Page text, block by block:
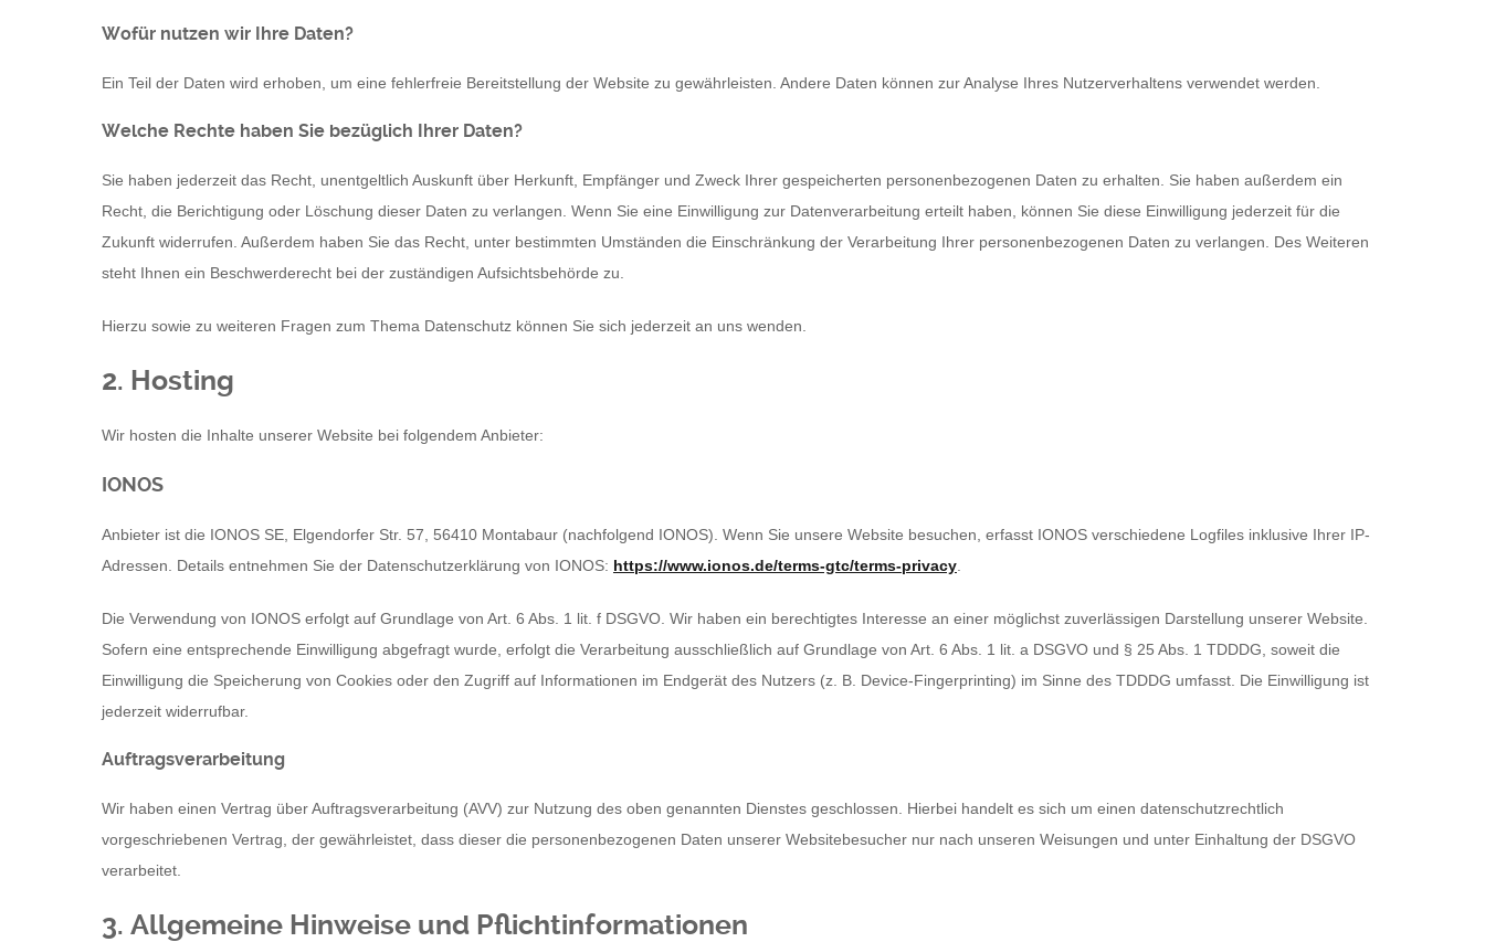
Wofür nutzen wir Ihre Daten?
Ein Teil der Daten wird erhoben, um eine fehlerfreie Bereitstellung der Website zu gewährleisten. Andere Daten können zur Analyse Ihres Nutzerverhaltens verwendet werden.
Welche Rechte haben Sie bezüglich Ihrer Daten?
Sie haben jederzeit das Recht, unentgeltlich Auskunft über Herkunft, Empfänger und Zweck Ihrer gespeicherten personenbezogenen Daten zu erhalten. Sie haben außerdem ein
Recht, die Berichtigung oder Löschung dieser Daten zu verlangen. Wenn Sie eine Einwilligung zur Datenverarbeitung erteilt haben, können Sie diese Einwilligung jederzeit für die
Zukunft widerrufen. Außerdem haben Sie das Recht, unter bestimmten Umständen die Einschränkung der Verarbeitung Ihrer personenbezogenen Daten zu verlangen. Des Weiteren
steht Ihnen ein Beschwerderecht bei der zuständigen Aufsichtsbehörde zu.
Hierzu sowie zu weiteren Fragen zum Thema Datenschutz können Sie sich jederzeit an uns wenden.
2. Hosting
Wir hosten die Inhalte unserer Website bei folgendem Anbieter:
IONOS
Anbieter ist die IONOS SE, Elgendorfer Str. 57, 56410 Montabaur (nachfolgend IONOS). Wenn Sie unsere Website besuchen, erfasst IONOS verschiedene Logfiles inklusive Ihrer IP-
Adressen. Details entnehmen Sie der Datenschutzerklärung von IONOS: https://www.ionos.de/terms-gtc/terms-privacy
Die Verwendung von IONOS erfolgt auf Grundlage von Art. 6 Abs. 1 lit. f DSGVO. Wir haben ein berechtigtes Interesse an einer möglichst zuverlässigen Darstellung unserer Website.
Sofern eine entsprechende Einwilligung abgefragt wurde, erfolgt die Verarbeitung ausschließlich auf Grundlage von Art. 6 Abs. 1 lit. a DSGVO und § 25 Abs. 1 TDDDG, soweit die
Einwilligung die Speicherung von Cookies oder den Zugriff auf Informationen im Endgerät des Nutzers (z. B. Device-Fingerprinting) im Sinne des TDDDG umfasst. Die Einwilligung ist
jederzeit widerrufbar.
Auftragsverarbeitung
Wir haben einen Vertrag über Auftragsverarbeitung (AVV) zur Nutzung des oben genannten Dienstes geschlossen. Hierbei handelt es sich um einen datenschutzrechtlich
vorgeschriebenen Vertrag, der gewährleistet, dass dieser die personenbezogenen Daten unserer Websitebesucher nur nach unseren Weisungen und unter Einhaltung der DSGVO
verarbeitet.
3. Allgemeine Hinweise und Pflicht­informationen